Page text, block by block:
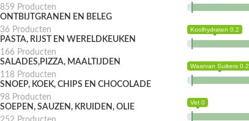
859 Producten
ONTBIJTGRANEN EN BELEG
36 Producten
PASTA, RIJST EN WERELDKEUKEN
166 Producten
SALADES,PIZZA, MAALTIJDEN
118 Producten
SNOEP, KOEK, CHIPS EN CHOCOLADE
98 Producten
SOEPEN, SAUZEN, KRUIDEN, OLIE
Koolhydraten 0.2
Waarvan Suikers 0.2
Vet 0